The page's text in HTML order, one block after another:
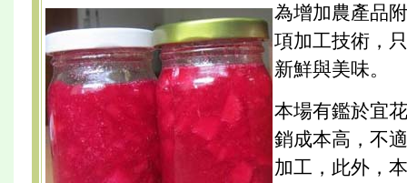
為增加農產品
項加工技術，
新鮮與美味。
本場有鑑於宜
銷成本高，不
加工，此外，